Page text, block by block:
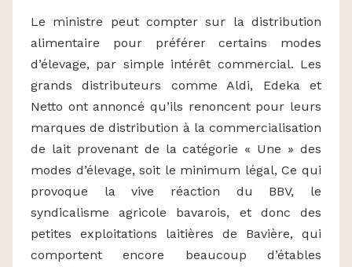
Le ministre peut compter sur la distribution
alimentaire pour préférer certains modes
d’élevage, par simple intérêt commercial. Les
grands distributeurs comme Aldi, Edeka et
Netto ont annoncé qu’ils renoncent pour leurs
marques de distribution à la commercialisation
de lait provenant de la catégorie « Une » des
modes d’élevage, soit le minimum légal, Ce qui
provoque la vive réaction du BBV, le
syndicalisme agricole bavarois, et donc des
petites exploitations laitières de Bavière, qui
comportent encore beaucoup d’étables